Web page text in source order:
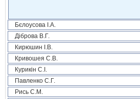
Бєлоусова І.А.
Діброва В.Г.
Кирюшин І.В.
Кривошея С.В.
Курикін С.І.
Павленко С.Г.
Рись С.М.